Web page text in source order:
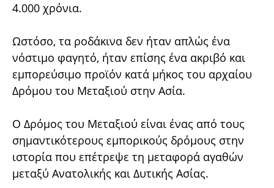
4.000 χρόνια.
Ωστόσο, τα ροδάκινα δεν ήταν απλώς ένα
νόστιμο φαγητό, ήταν επίσης ένα ακριβό και
εμπορεύσιμο προϊόν κατά μήκος του αρχαίου
Δρόμου του Μεταξιού στην Ασία.
Ο Δρόμος του Μεταξιού είναι ένας από τους
σημαντικότερους εμπορικούς δρόμους στην
ιστορία που επέτρεψε τη μεταφορά αγαθών
μεταξύ Ανατολικής και Δυτικής Ασίας.